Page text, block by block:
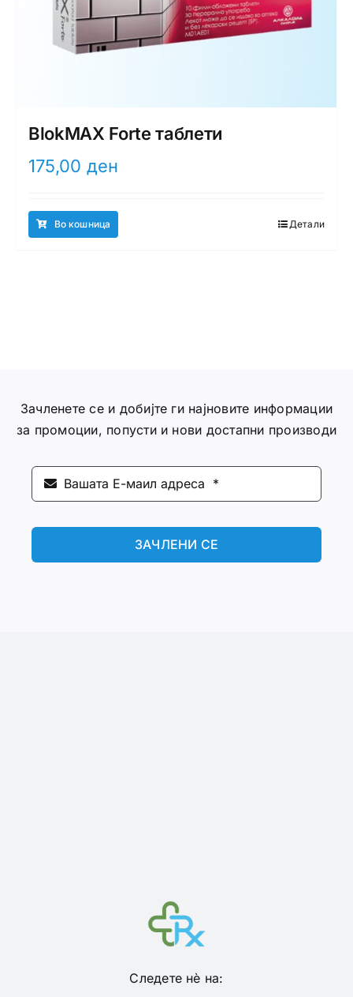
BlokMAX Forte таблети
175,00 ден
Во кошница Детали
Зачленете се и добијте ги најновите информации
за промоции, попусти и нови достапни производи
ЗАЧЛЕНИ СЕ
Следете нѐ на: